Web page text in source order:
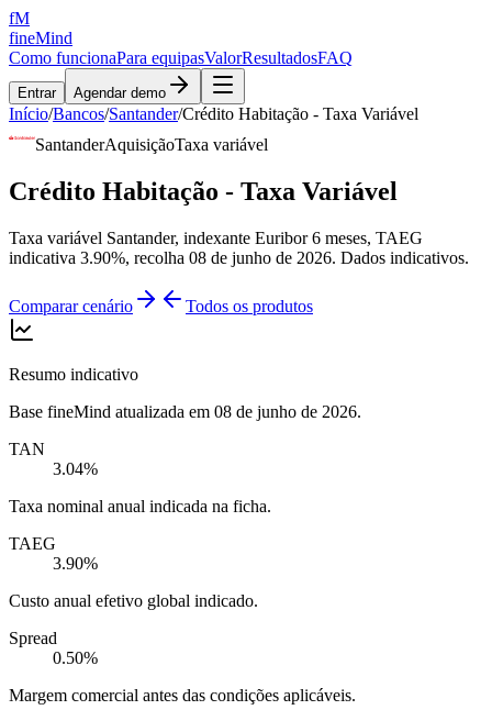
fM
fineMind
Como funcionaPara equipasValorResultadosFAQ
Entrar Agendar demo
Início/Bancos/Santander/Crédito Habitação - Taxa Variável
SantanderAquisiçãoTaxa variável
Crédito Habitação - Taxa Variável
Taxa variável Santander, indexante Euribor 6 meses, TAEG
indicativa 3.90%, recolha 08 de junho de 2026. Dados indicativos.
Comparar cenário Todos os produtos
Resumo indicativo
Base fineMind atualizada em 08 de junho de 2026.
TAN
3.04%
Taxa nominal anual indicada na ficha.
TAEG
3.90%
Custo anual efetivo global indicado.
Spread
0.50%
Margem comercial antes das condições aplicáveis.